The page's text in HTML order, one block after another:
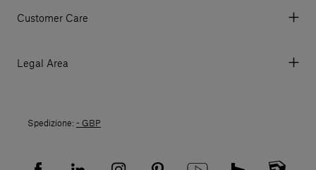
© 2026 Salvatori
Customer Care
I miei ordini
Resi
Mappa del sito
Legal Area
Politica di Reso
Spedizione: - GBP